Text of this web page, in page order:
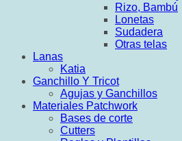
Rizo, Bambú
Lonetas
Sudadera
Otras telas
Lanas
Katia
Ganchillo Y Tricot
Agujas y Ganchillos
Materiales Patchwork
Bases de corte
Cutters